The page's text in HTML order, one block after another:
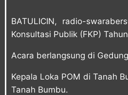
BATULICIN, radio-
Konsultasi Publik (FKP)
Acara berlangsung di
Kepala Loka POM di Tanah
Tanah Bumbu.